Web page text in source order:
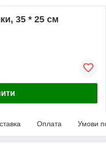
35 * 25 см
Оплата Умови